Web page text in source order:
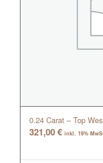
0.24 Carat – Top
321,00€ inkl. 19%